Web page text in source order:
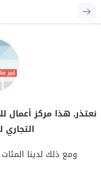
نعتذر, هذا مركز أعمال
ومع ذلك لدينا